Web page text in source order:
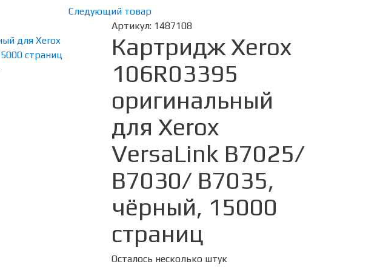
Следующий товар
Артикул: 1487108
Картридж Xerox
106R03395
оригинальный
для Xerox
VersaLink B7025/
B7030/ B7035,
чёрный, 15000
страниц
Осталось несколько штук